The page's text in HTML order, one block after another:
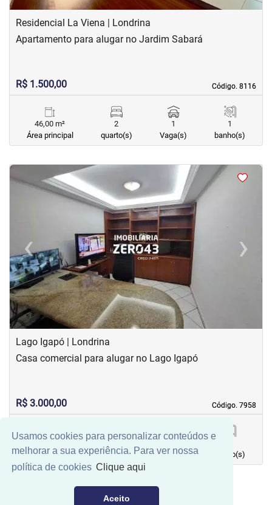
Usamos cookies para personalizar conteúdos e
melhorar a sua experiência. Para ver nossa
política de cookies Clique aqui
AceitoMais Filtros
Residencial La Viena | Londrina
Código. 8116
Código. 8116
Apartamento para alugar no Jardim Sabará
R$ 1.500,00
46,00 m²
Área principal
2
quarto(s)
1
Vaga(s)
1
banho(s)
<
‹Previous ›Next
Lago Igapó | Londrina
Código. 7958
Código. 7958
Casa comercial para alugar no Lago Igapó
R$ 3.000,00
Área principal
quarto(s)
Vaga(s)
banho(s)